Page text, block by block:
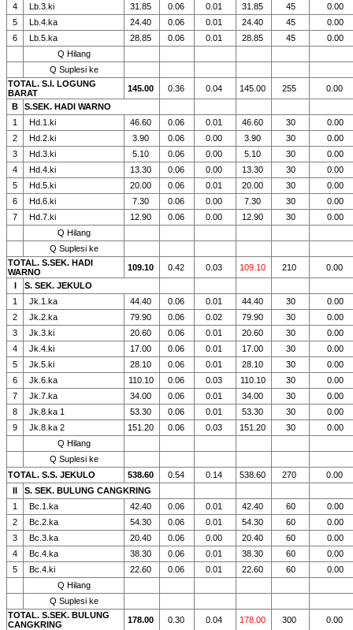
4
Lb.3.ki 31.85 0.06 0.01 31.85 45
0.00
5
Lb.4.ka 24.40 0.06 0.01 24.40 45
0.00
6
Lb.5.ka 28.85 0.06 0.01 28.85 45
0.00
Q Hilang
Q Suplesi ke
TOTAL. S.I. LOGUNG
BARAT
145.00 0.36 0.04 145.00 255
0.00
B
S.SEK. HADI WARNO
1
Hd.1.ki 46.60 0.06 0.01 46.60 30
0.00
2
Hd.2.ki 3.90 0.06 0.00 3.90 30
0.00
3
Hd.3.ki 5.10 0.06 0.00 5.10 30
0.00
4
Hd.4.ki 13.30 0.06 0.00 13.30 30
0.00
5
Hd.5.ki 20.00 0.06 0.01 20.00 30
0.00
6
Hd.6.ki 7.30 0.06 0.00 7.30 30
0.00
7
Hd.7.ki 12.90 0.06 0.00 12.90 30
0.00
Q Hilang
Q Suplesi ke
TOTAL. S.SEK. HADI
WARNO
109.10 0.42 0.03 109.10 210
0.00
I
S. SEK. JEKULO
1
Jk.1.ka 44.40 0.06 0.01 44.40 30
0.00
2
Jk.2.ka 79.90 0.06 0.02 79.90 30
0.00
3
Jk.3.ki 20.60 0.06 0.01 20.60 30
0.00
4
Jk.4.ki 17.00 0.06 0.01 17.00 30
0.00
5
Jk.5.ki 28.10 0.06 0.01 28.10 30
0.00
6
Jk.6.ka 110.10 0.06 0.03 110.10 30
0.00
7
Jk.7.ka 34.00 0.06 0.01 34.00 30
0.00
8
Jk.8.ka 1 53.30 0.06 0.01 53.30 30
0.00
9
Jk.8.ka 2 151.20 0.06 0.03 151.20 30
0.00
Q Hilang
Q Suplesi ke
TOTAL. S.S. JEKULO
538.60 0.54 0.14 538.60 270
0.00
II
S. SEK. BULUNG CANGKRING
1
Bc.1.ka 42.40 0.06 0.01 42.40 60
0.00
2
Bc.2.ka 54.30 0.06 0.01 54.30 60
0.00
3
Bc.3.ka 20.40 0.06 0.00 20.40 60
0.00
4
Bc.4.ka 38.30 0.06 0.01 38.30 60
0.00
5
Bc.4.ki 22.60 0.06 0.01 22.60 60
0.00
Q Hilang
Q Suplesi ke
TOTAL. S.SEK. BULUNG
CANGKRING
178.00 0.30 0.04 178.00 300
0.00